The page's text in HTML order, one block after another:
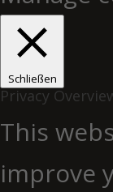
Schließen
Privacy
This
improve